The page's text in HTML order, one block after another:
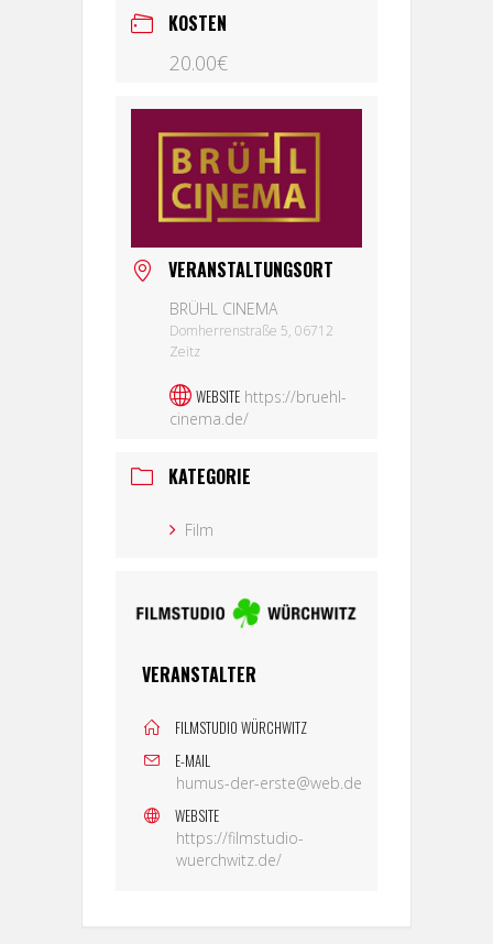
KOSTEN
20.00€
VERANSTALTUNGSORT
BRÜHL CINEMA
Domherrenstraße 5, 06712
Zeitz
WEBSITE https://bruehl-
cinema.de/
KATEGORIE
Film
VERANSTALTER
FILMSTUDIO WÜRCHWITZ
E-MAIL
humus-der-erste@web.de
WEBSITE
https://filmstudio-
wuerchwitz.de/